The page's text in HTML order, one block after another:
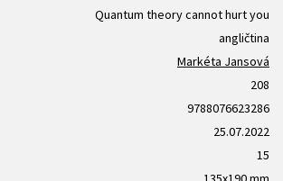
Quantum theory cannot hurt you
angličtina
Markéta Jansová
208
9788076623286
25.07.2022
15